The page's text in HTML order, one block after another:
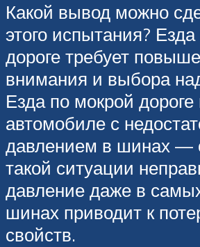
Какой вывод можно
этого испытания?
дороге требует
внимания и выбора
Езда по мокрой дороге
автомобиле с
давлением в шинах —
такой ситуации
давление даже в
шинах приводит к
свойств.